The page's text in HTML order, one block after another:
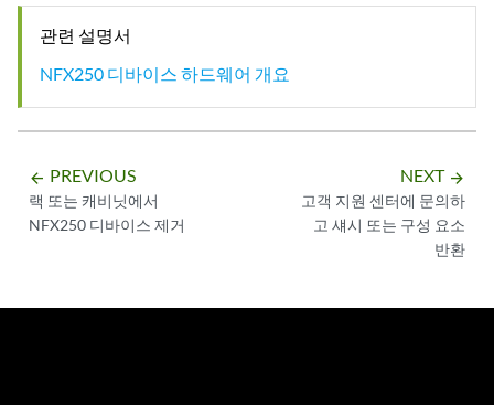
관련 설명서
NFX250 디바이스 하드웨어 개요
arrow_backward PREVIOUS
랙 또는 캐비닛에서
NFX250 디바이스 제거
NEXT arrow_forward
고객 지원 센터에 문의하
고 섀시 또는 구성 요소
반환